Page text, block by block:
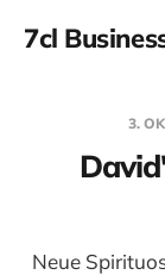
7cl
3.
Neue